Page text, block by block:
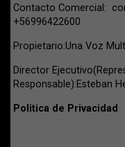
Contacto Comercial:
+56996422600
Propietario:Una Voz
Director
Responsable):Esteban
Politica de Privacidad